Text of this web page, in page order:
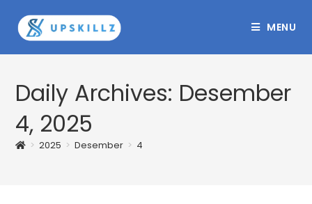
content
MENU
Daily Archives: Desember
4, 2025
> 2025 > Desember > 4